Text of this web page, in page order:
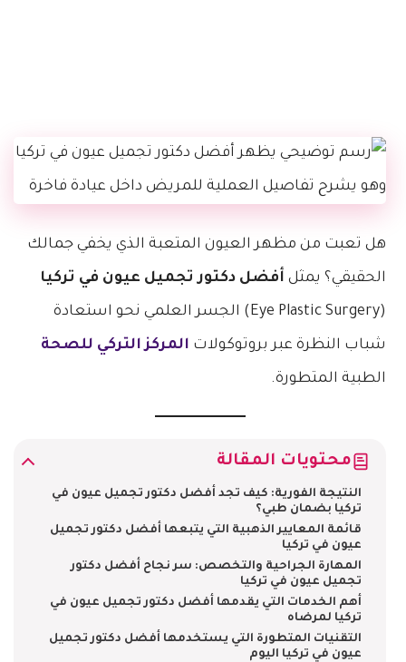
هل تعبت من مظهر العيون المتعبة الذي يخفي جمالك
الحقيقي؟ يمثل أفضل دكتور تجميل عيون في تركيا
(Eye Plastic Surgery) الجسر العلمي نحو استعادة
شباب النظرة عبر بروتوكولات المركز التركي للصحة
الطبية المتطورة.
محتويات المقالة
النتيجة الفورية: كيف تجد أفضل دكتور تجميل عيون في
تركيا بضمان طبي؟
قائمة المعايير الذهبية التي يتبعها أفضل دكتور تجميل
عيون في تركيا
المهارة الجراحية والتخصص: سر نجاح أفضل دكتور
تجميل عيون في تركيا
أهم الخدمات التي يقدمها أفضل دكتور تجميل عيون في
تركيا لمرضاه
التقنيات المتطورة التي يستخدمها أفضل دكتور تجميل
عيون في تركيا اليوم